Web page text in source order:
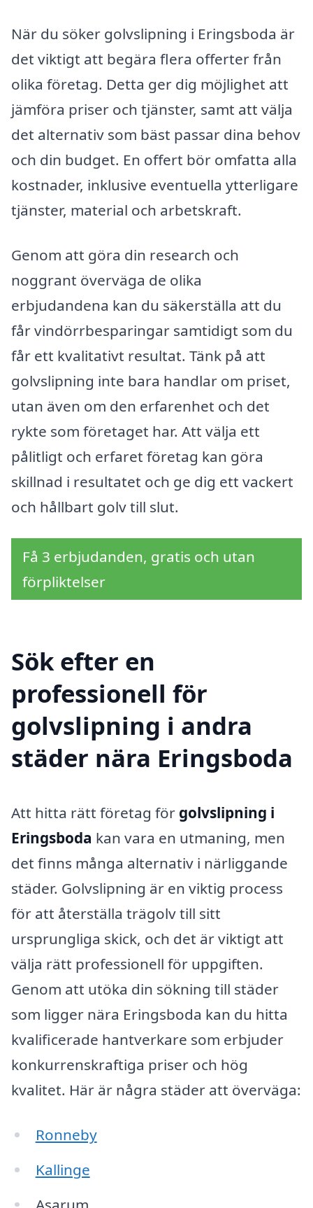
När du söker golvslipning i Eringsboda är
det viktigt att begära flera offerter från
olika företag. Detta ger dig möjlighet att
jämföra priser och tjänster, samt att välja
det alternativ som bäst passar dina behov
och din budget. En offert bör omfatta alla
kostnader, inklusive eventuella ytterligare
tjänster, material och arbetskraft.
Genom att göra din research och
noggrant överväga de olika
erbjudandena kan du säkerställa att du
får vindörrbesparingar samtidigt som du
får ett kvalitativt resultat. Tänk på att
golvslipning inte bara handlar om priset,
utan även om den erfarenhet och det
rykte som företaget har. Att välja ett
pålitligt och erfaret företag kan göra
skillnad i resultatet och ge dig ett vackert
och hållbart golv till slut.
Få 3 erbjudanden, gratis och utan
förpliktelser
Sök efter en
professionell för
golvslipning i andra
städer nära Eringsboda
Att hitta rätt företag för golvslipning i
Eringsboda kan vara en utmaning, men
det finns många alternativ i närliggande
städer. Golvslipning är en viktig process
för att återställa trägolv till sitt
ursprungliga skick, och det är viktigt att
välja rätt professionell för uppgiften.
Genom att utöka din sökning till städer
som ligger nära Eringsboda kan du hitta
kvalificerade hantverkare som erbjuder
konkurrenskraftiga priser och hög
kvalitet. Här är några städer att överväga:
Ronneby
Kallinge